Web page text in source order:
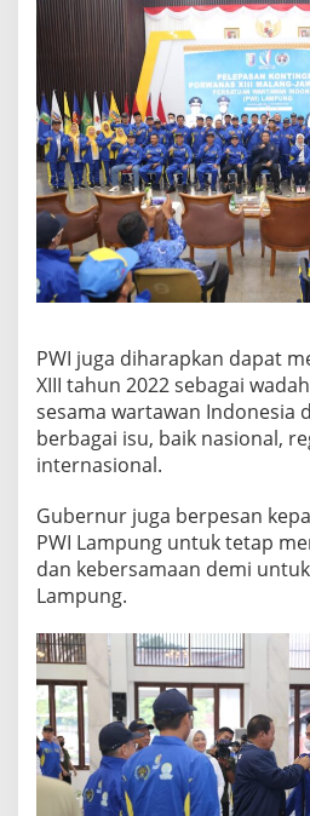
PWI juga diharapkan dapat
XIII tahun 2022 sebagai
sesama wartawan Indonesia
berbagai isu, baik nasional,
internasional.
Gubernur juga berpesan
PWI Lampung untuk tetap
dan kebersamaan demi
Lampung.